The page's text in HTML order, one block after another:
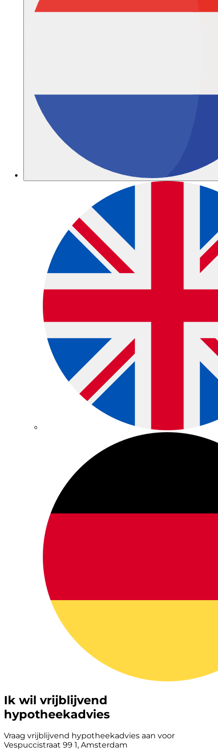
Ik wil vrijblijvend
hypotheekadvies
Vraag vrijblijvend hypotheekadvies aan voor
Vespuccistraat 99 1, Amsterdam